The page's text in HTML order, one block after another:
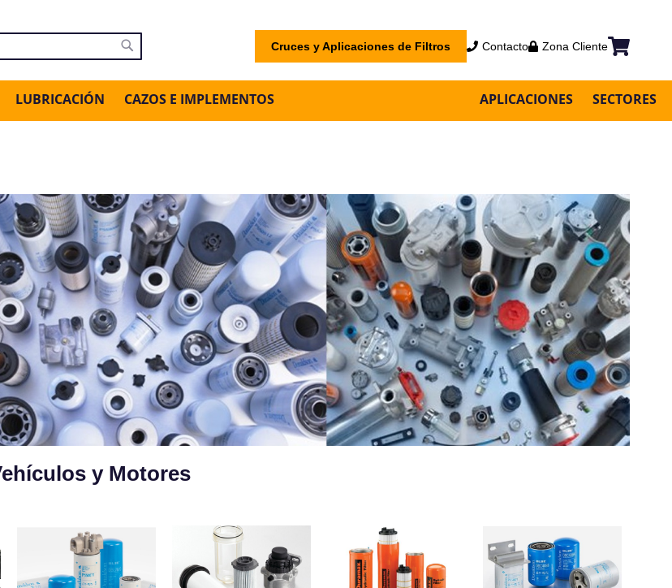
Cruces y Aplicaciones de Filtros Contacto Zona Cliente
Mi cesta
LUBRICACIÓN CAZOS E IMPLEMENTOS SECTORES
APLICACIONES
y Motores